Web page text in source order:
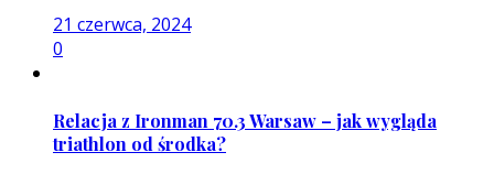
21 czerwca, 2024
0
Relacja z Ironman 70.3 Warsaw – jak wygląda
triathlon od środka?